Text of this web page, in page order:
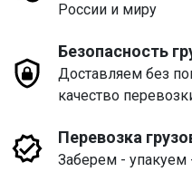
России и миру
Безопасность
Доставляем без
качество
Перевозка
Заберем - упакуем